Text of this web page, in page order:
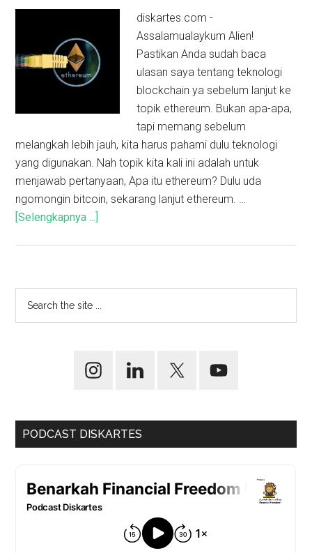
diskartes.com -
Assalamualaykum Alien!
Pastikan Anda sudah baca
ulasan saya tentang teknologi
blockchain ya sebelum lanjut ke
topik ethereum. Bukan apa-apa,
tapi memang sebelum
melangkah lebih jauh, kita harus pahami dulu teknologi
yang digunakan. Nah topik kita kali ini adalah untuk
menjawab pertanyaan, Apa itu ethereum? Dulu uda
ngomongin bitcoin, sekarang lanjut ethereum. …
[Selengkapnya ...]
PODCAST DISKARTES